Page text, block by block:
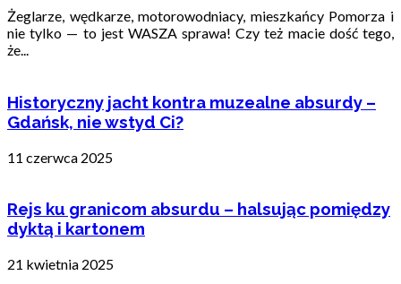
Żeglarze, wędkarze, motorowodniacy, mieszkańcy Pomorza i
nie tylko — to jest WASZA sprawa! Czy też macie dość tego,
że...
Historyczny jacht kontra muzealne absurdy –
Gdańsk, nie wstyd Ci?
11 czerwca 2025
Rejs ku granicom absurdu – halsując pomiędzy
dyktą i kartonem
21 kwietnia 2025